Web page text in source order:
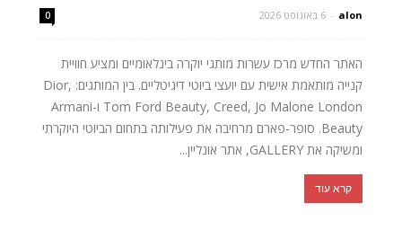
alon
- 6 באוגוסט 2026 0
האתר החדש מרכז עשרות מותגי יוקרה בינלאומיים ומציע חוויית
קנייה מותאמת אישית עם יועצי ביוטי דיגיטליים. בין המותגים: Dior,
Tom Ford Beauty, Creed, Jo Malone London ו-Armani
Beauty. סופר-פארם מרחיבה את פעילותה בתחום הביוטי היוקרתי
ומשיקה את GALLERY, אתר אונליין...
קרא עוד